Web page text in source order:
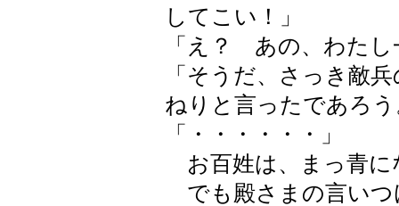
してこい！」
「え？ あの、わたし
「そうだ、さっき敵
ねりと言ったであろ
「・・・・・・」
お百姓は、まっ青に
でも殿さまの言いつ